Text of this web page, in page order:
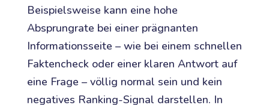
Beispielsweise kann eine hohe
Absprungrate bei einer prägnanten
Informationsseite – wie bei einem schnellen
Faktencheck oder einer klaren Antwort auf
eine Frage – völlig normal sein und kein
negatives Ranking-Signal darstellen. In